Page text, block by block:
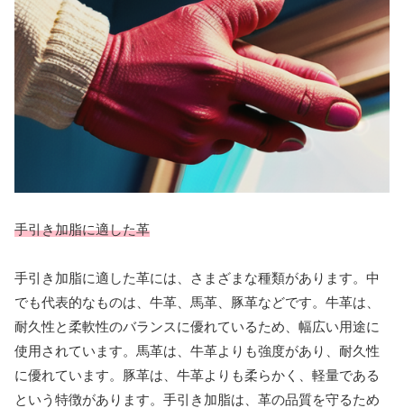
手引き加脂に適した革
手引き加脂に適した革には、さまざまな種類があります。中
でも代表的なものは、牛革、馬革、豚革などです。牛革は、
耐久性と柔軟性のバランスに優れているため、幅広い用途に
使用されています。馬革は、牛革よりも強度があり、耐久性
に優れています。豚革は、牛革よりも柔らかく、軽量である
という特徴があります。手引き加脂は、革の品質を守るため